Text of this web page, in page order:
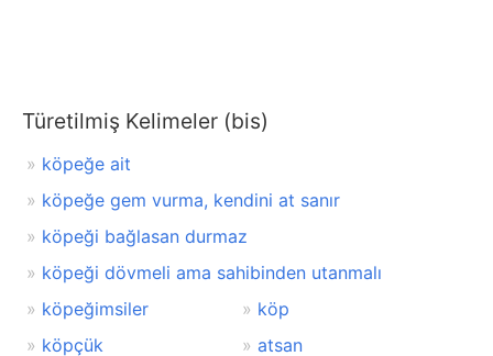
Türetilmiş Kelimeler (bis)
köpeğe ait
köpeğe gem vurma, kendini at sanır
köpeği bağlasan durmaz
köpeği dövmeli ama sahibinden utanmalı
köpeğimsiler
köp
köpçük
atsan